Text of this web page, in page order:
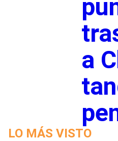
a
LO MÁS VISTO